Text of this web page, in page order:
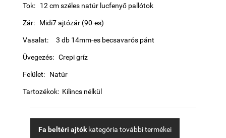
Tok: 12 cm széles natúr lucfenyő pallótok
Zár: Midi7 ajtózár (90-es)
Vasalat: 3 db 14mm-es becsavarós pánt
Üvegezés: Crepi gríz
Felület: Natúr
Tartozékok: Kilincs nélkül
Fa beltéri ajtók kategória további termékei